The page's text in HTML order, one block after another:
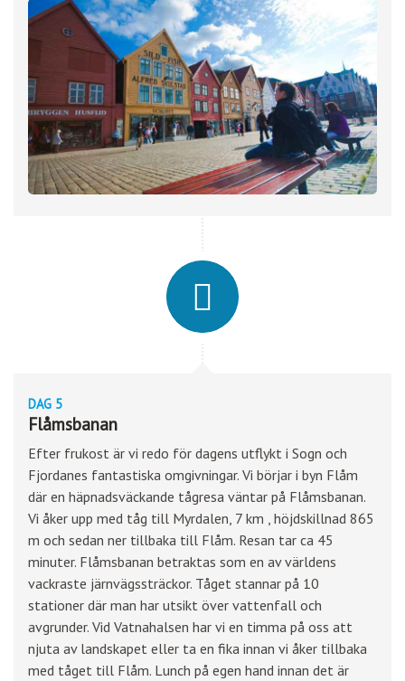
DAG 5
Flåmsbanan
Efter frukost är vi redo för dagens utflykt i Sogn och
Fjordanes fantastiska omgivningar. Vi börjar i byn Flåm
där en häpnadsväckande tågresa väntar på Flåmsbanan.
Vi åker upp med tåg till Myrdalen, 7 km , höjdskillnad 865
m och sedan ner tillbaka till Flåm. Resan tar ca 45
minuter. Flåmsbanan betraktas som en av världens
vackraste järnvägssträckor. Tåget stannar på 10
stationer där man har utsikt över vattenfall och
avgrunder. Vid Vatnahalsen har vi en timma på oss att
njuta av landskapet eller ta en fika innan vi åker tillbaka
med tåget till Flåm. Lunch på egen hand innan det är